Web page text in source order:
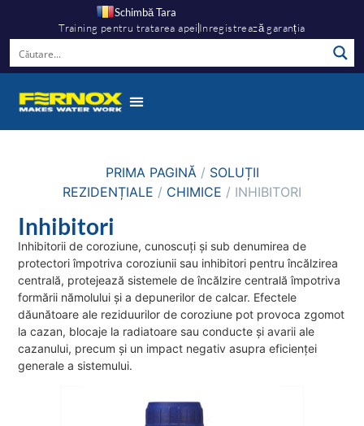
Schimbă Tara
Training pentru tratarea apei Inregistrează garanția
PRIMA PAGINĂ/ SOLUȚII
REZIDENȚIALE / CHIMICE / INHIBITORI
Inhibitori
Inhibitorii de coroziune, cunoscuți și sub denumirea de
protectori împotriva coroziunii sau inhibitori pentru încălzirea
centrală, protejează sistemele de încălzire centrală împotriva
formării nămolului și a depunerilor de calcar. Efectele
dăunătoare ale reziduurilor de coroziune pot provoca zgomot
la cazan, blocaje la radiatoare sau conducte și avarii ale
cazanului, precum și un impact negativ asupra eficienței
generale a sistemului.